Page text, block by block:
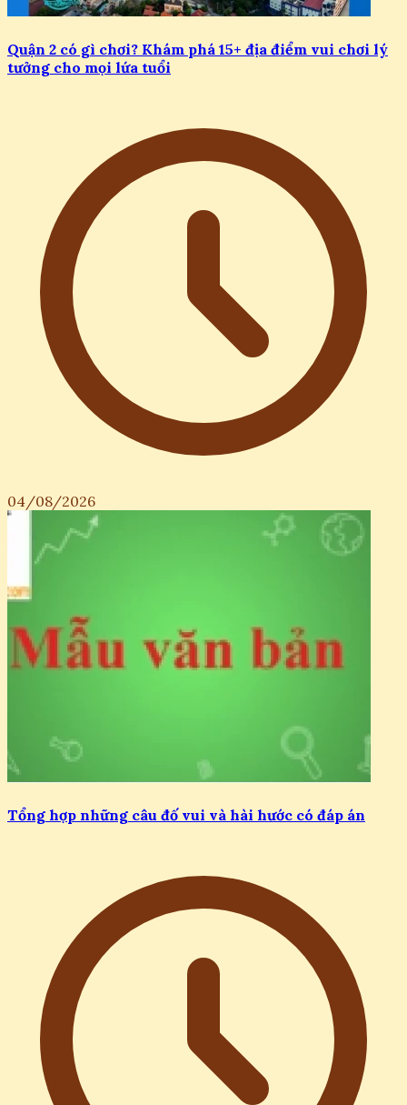
Quận 2 có gì chơi? Khám phá 15+ địa điểm vui chơi lý
tưởng cho mọi lứa tuổi
04/08/2026
Tổng hợp những câu đố vui và hài hước có đáp án